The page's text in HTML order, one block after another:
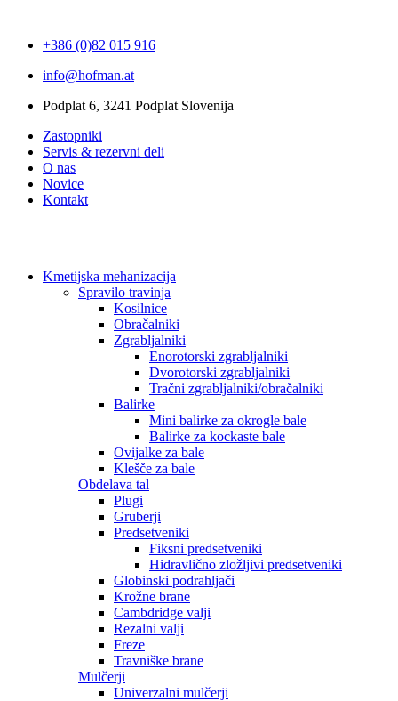
+386 (0)82 015 916
info@hofman.at
Podplat 6, 3241 Podplat Slovenija
Zastopniki
Servis & rezervni deli
O nas
Novice
Kontakt
Kmetijska mehanizacija
Spravilo travinja
Kosilnice
Obračalniki
Zgrabljalniki
Enorotorski zgrabljalniki
Dvorotorski zgrabljalniki
Tračni zgrabljalniki/obračalniki
Balirke
Mini balirke za okrogle bale
Balirke za kockaste bale
Ovijalke za bale
Klešče za bale
Obdelava tal
Plugi
Gruberji
Predsetveniki
Fiksni predsetveniki
Hidravlično zložljivi predsetveniki
Globinski podrahljači
Krožne brane
Cambdridge valji
Rezalni valji
Freze
Travniške brane
Mulčerji
Univerzalni mulčerji